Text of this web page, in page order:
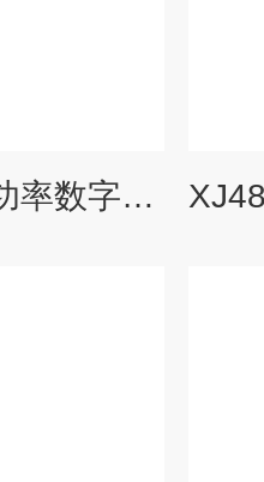
XJ4834/4833大功率数字存储半导体管图示仪